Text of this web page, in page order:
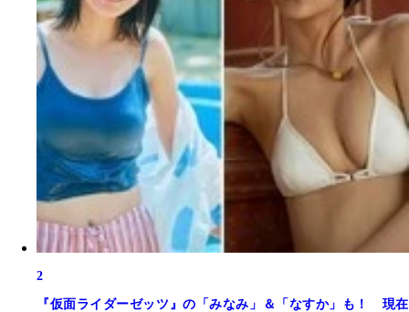
2
『仮面ライダーゼッツ』の「みなみ」＆「なすか」も！ 現在